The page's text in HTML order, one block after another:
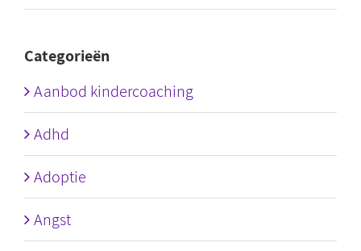
Categorieën
Aanbod kindercoaching
Adhd
Adoptie
Angst